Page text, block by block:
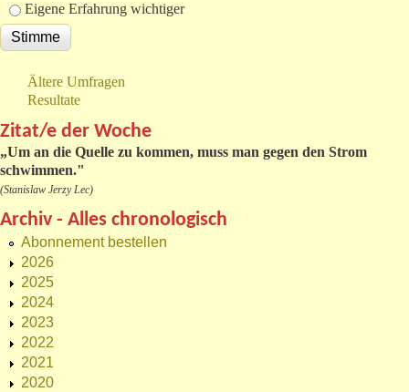
Eigene Erfahrung wichtiger
Ältere Umfragen
Resultate
Zitat/e der Woche
„Um an die Quelle zu kommen, muss man gegen den Strom
schwimmen."
(Stanislaw Jerzy Lec)
Archiv - Alles chronologisch
Abonnement bestellen
2026
2025
2024
2023
2022
2021
2020